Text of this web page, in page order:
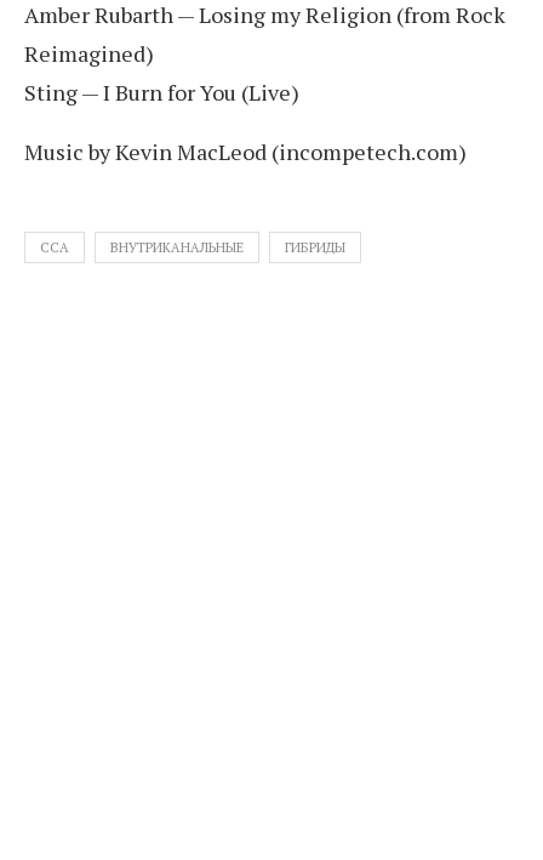
Amber Rubarth — Losing my Religion (from Rock
Reimagined)
Sting — I Burn for You (Live)
Music by Kevin MacLeod (incompetech.com)
CCA ВНУТРИКАНАЛЬНЫЕ ГИБРИДЫ